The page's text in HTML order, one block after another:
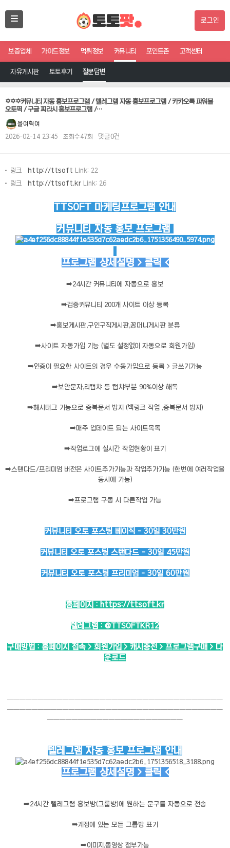
로그인
보증업체 가이드정보 먹튀정보 커뮤니티 포인트존 고객센터
자유게시판 토토후기 질문답변
✡️✡️✡️커뮤니티 자동 홍보프로그램 / 텔레그램 자동 홍보프로그램 / 카카오톡 파워볼
오토픽 / 구글 찌라시 홍보프로그램 /…
을여혁여
2026-02-14 23:45 조회수47회 댓글0건
링크 http://ttsoft Link: 22
링크 http://ttsoft.kr Link: 26
TTSOFT 마케팅프로그램 안내
커뮤니티 자동 홍보 프로그램
프로그램 상세설명 > 클릭 <
➡️24시간 커뮤니티에 자동으로 홍보
➡️검증커뮤니티 200개 사이트 이상 등록
➡️홍보게시판,구인구직게시판,꽁머니게시판 분류
➡️사이트 자동가입 기능 (별도 설정없이 자동으로 회원가입)
➡️인증이 필요한 사이트의 경우 수동가입으로 등록 > 글쓰기가능
➡️보안문자,리캡챠 등 캡챠부분 90%이상 해독
➡️해시태그 기능으로 중복문서 방지 (백링크 작업 ,중복문서 방지)
➡️ 매주 업데이트 되는 사이트목록
➡️작업로그에 실시간 작업현황이 표기
➡️스탠다드/프리미엄 버전은 사이트추가기능과 작업추가기능 (한번에 여러작업을
동시에 가능)
➡️프로그램 구동 시 다른작업 가능
커뮤니티 오토 포스팅 베이직 - 30일 30만원
커뮤니티 오토 포스팅 스탠다드 - 30일 45만원
커뮤니티 오토 포스팅 프리미엄 - 30일 60만원
홈페이지 : https://ttsoft.kr
텔레그램 : @TTSOFTKR12
구매방법 : 홈페이지 접속 > 회원가입 > 캐시충전 > 프로그램구매 > 다
운로드
───────────────────────────────────
───────────────────────────────────
──────────────────────
텔레그램 자동 홍보 프로그램 안내
프로그램 상세설명 > 클릭 <
➡️24시간 텔레그램 홍보방(그룹방)에 원하는 문구를 자동으로 전송
➡️계정에 있는 모든 그룹방 표기
➡️이미지,동영상 첨부가능